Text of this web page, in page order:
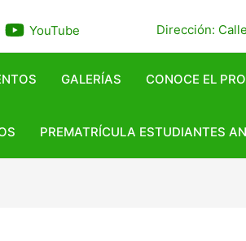
YouTube Dirección:
GALERÍAS CONOCE EL
PREMATRÍCULA ESTUDIANTES